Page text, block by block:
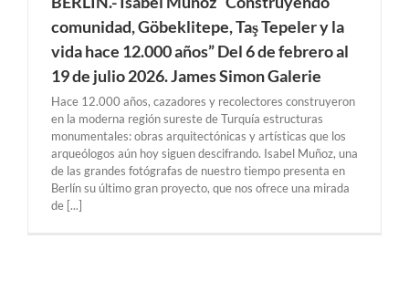
comunidad, Göbeklitepe, Taş Tepeler y la
vida hace 12.000 años” Del 6 de febrero al
19 de julio 2026. James Simon Galerie
Hace 12.000 años, cazadores y recolectores construyeron
en la moderna región sureste de Turquía estructuras
monumentales: obras arquitectónicas y artísticas que los
arqueólogos aún hoy siguen descifrando. Isabel Muñoz, una
de las grandes fotógrafas de nuestro tiempo presenta en
Berlín su último gran proyecto, que nos ofrece una mirada
de [...]